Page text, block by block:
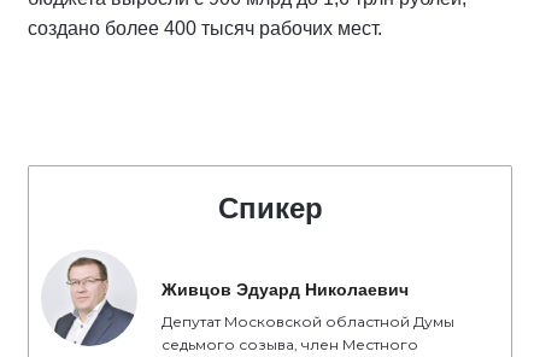
создано более 400 тысяч рабочих мест.
Спикер
Живцов Эдуард Николаевич
Депутат Московской областной Думы
седьмого созыва, член Местного